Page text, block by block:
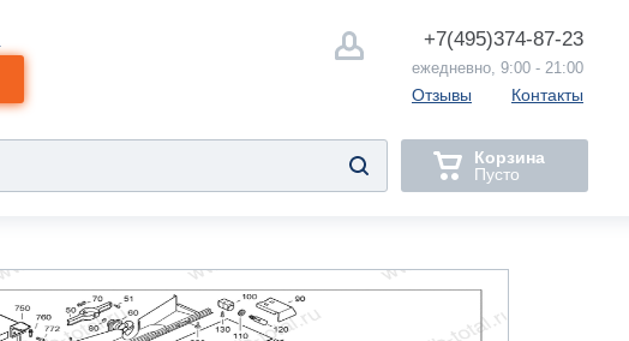
+7(495)374-87-23
ежедневно, 9:00 - 21:00
Отзывы Контакты
Корзина
Пусто